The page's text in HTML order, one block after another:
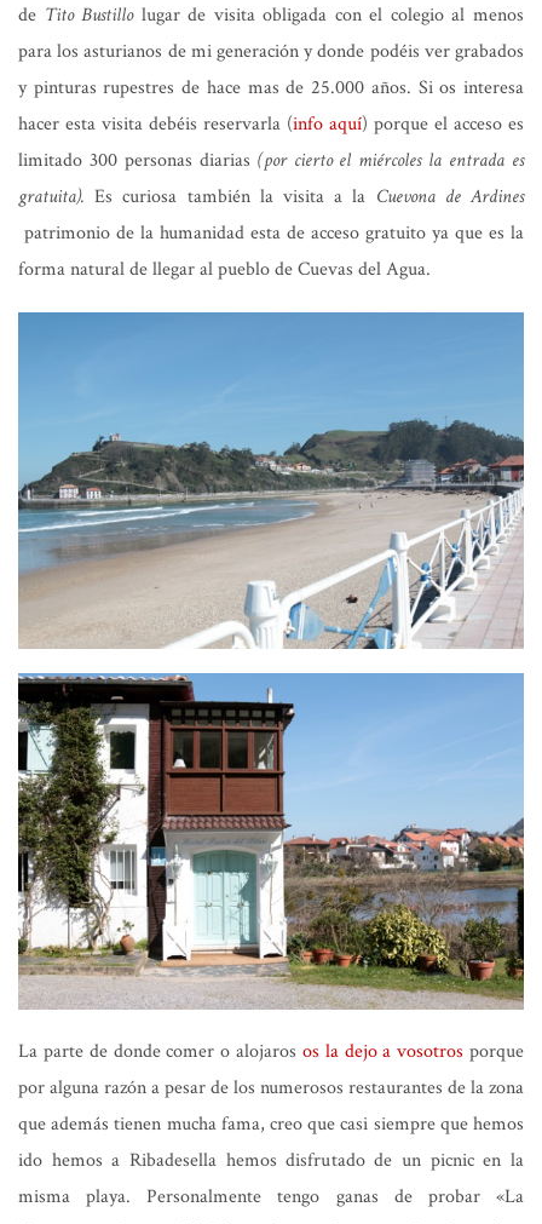
de Tito Bustillolugar de visita obligada con el colegio al menos
para los asturianos de mi generación y donde podéis ver grabados
y pinturas rupestres de hace mas de 25.000 años. Si os interesa
hacer esta visita debéis reservarla (info aquí) porque el acceso es
limitado 300 personas diarias (por cierto el miércoles la entrada es
gratuita).Es curiosa también la visita a la Cuevona de Ardines
patrimonio de la humanidad esta de acceso gratuito ya que es la
forma natural de llegar al pueblo de Cuevas del Agua.
La parte de donde comer o alojaros os la dejo a vosotros porque
por alguna razón a pesar de los numerosos restaurantes de la zona
que además tienen mucha fama, creo que casi siempre que hemos
ido hemos a Ribadesella hemos disfrutado de un picnic en la
misma playa. Personalmente tengo ganas de probar «La